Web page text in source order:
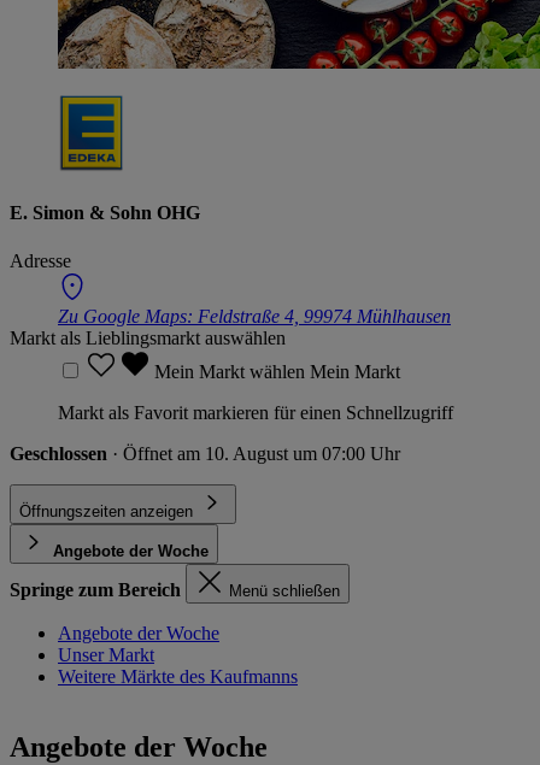
E. Simon & Sohn OHG
Adresse
Zu Google Maps: Feldstraße 4, 99974 Mühlhausen
Markt als Lieblingsmarkt auswählen
Mein Markt wählen Mein Markt
Markt als Favorit markieren für einen Schnellzugriff
Geschlossen · Öffnet am 10. August um 07:00 Uhr
Öffnungszeiten anzeigen
Angebote der Woche
Springe zum Bereich Menü schließen
Angebote der Woche
Unser Markt
Weitere Märkte des Kaufmanns
Angebote der Woche